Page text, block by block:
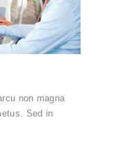
non magna
Sed in